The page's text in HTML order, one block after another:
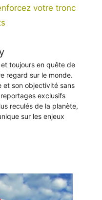
votre tronc
et toujours en quête de
regard sur le monde.
et son objectivité sans
exclusifs
reculés de la planète,
sur les enjeux